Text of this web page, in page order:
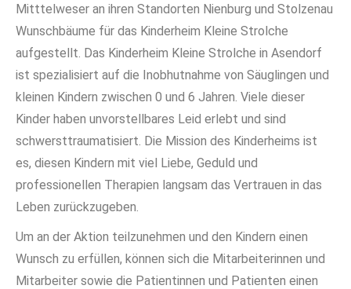
Mitttelweser an ihren Standorten Nienburg und Stolzenau
Wunschbäume für das Kinderheim Kleine Strolche
aufgestellt. Das Kinderheim Kleine Strolche in Asendorf
ist spezialisiert auf die Inobhutnahme von Säuglingen und
kleinen Kindern zwischen 0 und 6 Jahren. Viele dieser
Kinder haben unvorstellbares Leid erlebt und sind
schwersttraumatisiert. Die Mission des Kinderheims ist
es, diesen Kindern mit viel Liebe, Geduld und
professionellen Therapien langsam das Vertrauen in das
Leben zurückzugeben.
Um an der Aktion teilzunehmen und den Kindern einen
Wunsch zu erfüllen, können sich die Mitarbeiterinnen und
Mitarbeiter sowie die Patientinnen und Patienten einen